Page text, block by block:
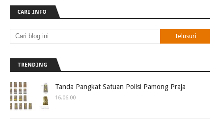
CARI INFO
TRENDING
Tanda Pangkat Satuan Polisi Pamong Praja
16.06.00